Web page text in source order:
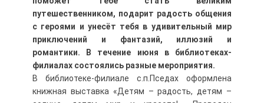
путешественником, подарит радость общения
с героями и унесёт тебя в удивительный мир
приключений и фантазий, иллюзий и
романтики. В течение июня в библиотеках-
филиалах состоялись разные мероприятия.
В библиотеке-филиале с.п.Пседах оформлена
книжная выставка «Детям – радость, детям –